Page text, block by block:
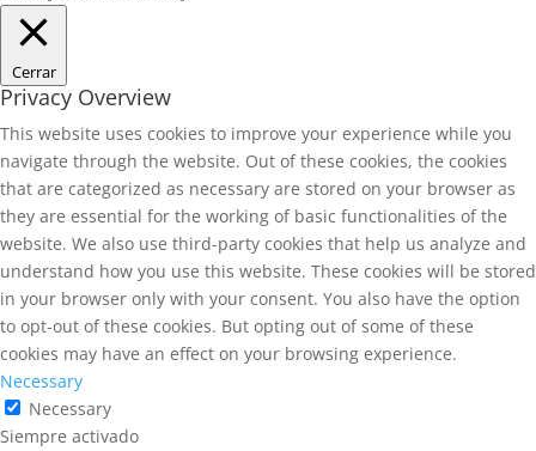
Cerrar
Privacy Overview
This website uses cookies to improve your experience while you
navigate through the website. Out of these cookies, the cookies
that are categorized as necessary are stored on your browser as
they are essential for the working of basic functionalities of the
website. We also use third-party cookies that help us analyze and
understand how you use this website. These cookies will be stored
in your browser only with your consent. You also have the option
to opt-out of these cookies. But opting out of some of these
cookies may have an effect on your browsing experience.
Necessary
Necessary
Siempre activado